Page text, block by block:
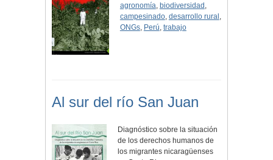
agronomía, biodiversidad ,
campesinado, desarrollo rural ,
ONGs, Perú, trabajo
Al sur del río San Juan
Diagnóstico sobre la situación
de los derechos humanos de
los migrantes nicaragüenses